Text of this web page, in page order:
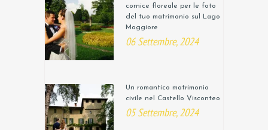
cornice floreale per le foto
del tuo matrimonio sul Lago
Maggiore
06 Settembre, 2024
Un romantico matrimonio
civile nel Castello Visconteo
05 Settembre, 2024